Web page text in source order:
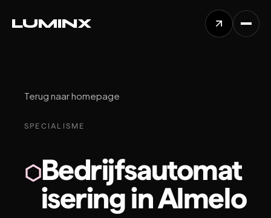
LUMINX
Terug naar homepage
SPECIALISME
⬡Bedrijfsautomat
isering in Almelo